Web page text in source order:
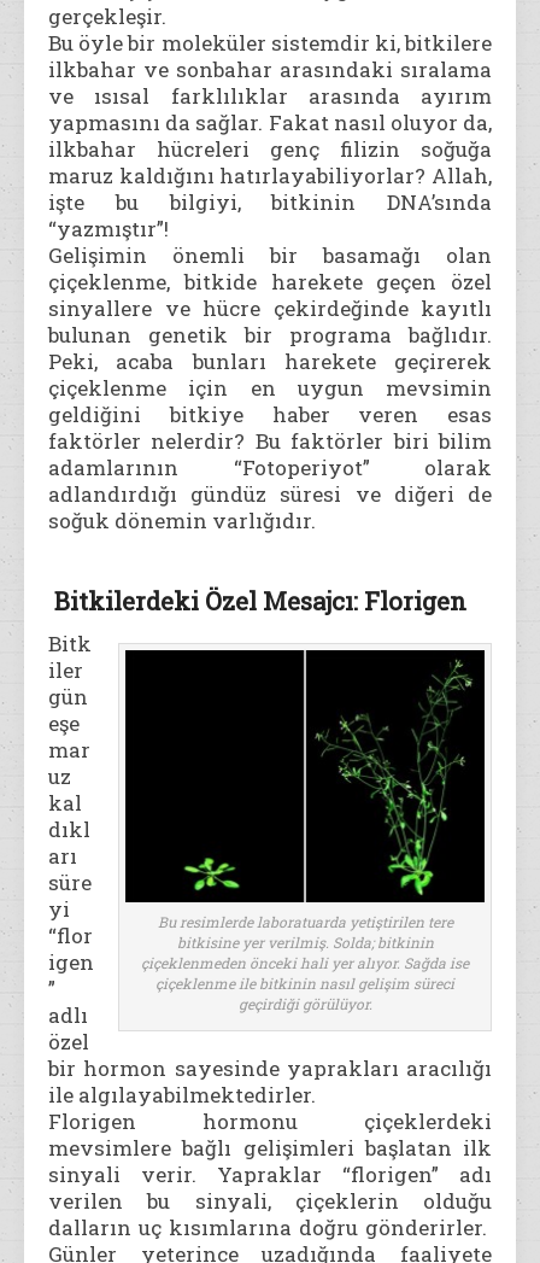
gerçekleşir.
Bu öyle bir moleküler sistemdir ki, bitkilere
ilkbahar ve sonbahar arasındaki sıralama
ve ısısal farklılıklar arasında ayırım
yapmasını da sağlar. Fakat nasıl oluyor da,
ilkbahar hücreleri genç filizin soğuğa
maruz kaldığını hatırlayabiliyorlar? Allah,
işte bu bilgiyi, bitkinin DNA’sında
“yazmıştır”!
Gelişimin önemli bir basamağı olan
çiçeklenme, bitkide harekete geçen özel
sinyallere ve hücre çekirdeğinde kayıtlı
bulunan genetik bir programa bağlıdır.
Peki, acaba bunları harekete geçirerek
çiçeklenme için en uygun mevsimin
geldiğini bitkiye haber veren esas
faktörler nelerdir? Bu faktörler biri bilim
adamlarının “Fotoperiyot” olarak
adlandırdığı gündüz süresi ve diğeri de
soğuk dönemin varlığıdır.
Bitkilerdeki Özel Mesajcı: Florigen
Bu resimlerde laboratuarda yetiştirilen tere
bitkisine yer verilmiş. Solda; bitkinin
çiçeklenmeden önceki hali yer alıyor. Sağda ise
çiçeklenme ile bitkinin nasıl gelişim süreci
geçirdiği görülüyor.
Bitk
iler
gün
eşe
mar
uz
kal
dıkl
arı
süre
yi
“flor
igen
”
adlı
özel
bir hormon sayesinde yaprakları aracılığı
ile algılayabilmektedirler.
Florigen hormonu çiçeklerdeki
mevsimlere bağlı gelişimleri başlatan ilk
sinyali verir. Yapraklar “florigen” adı
verilen bu sinyali, çiçeklerin olduğu
dalların uç kısımlarına doğru gönderirler.
Günler yeterince uzadığında faaliyete